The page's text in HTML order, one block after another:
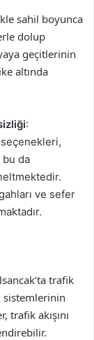
sahil boyunca
dolup
geçitlerinin
altında
:
seçenekleri,
da
ve sefer
trafik
sistemlerinin
trafik akışını